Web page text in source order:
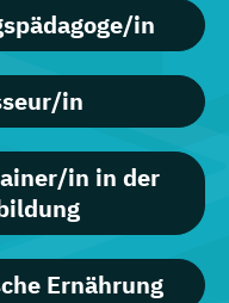
in
in
in in der
Ernährung